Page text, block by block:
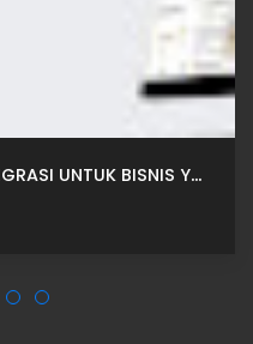
ODOO - SOLUSI ERP TERINTEGRASI UNTUK BISNIS YANG LEBIH EFISIEN